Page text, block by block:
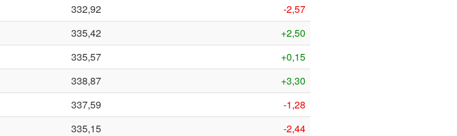
332,92
-2,57
335,42
+2,50
335,57
+0,15
338,87
+3,30
337,59
-1,28
335,15
-2,44